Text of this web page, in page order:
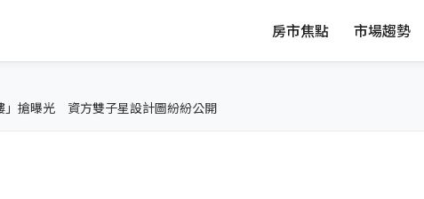
房市焦點 市場趨勢
」搶曝光 資方雙子星設計圖紛紛公開